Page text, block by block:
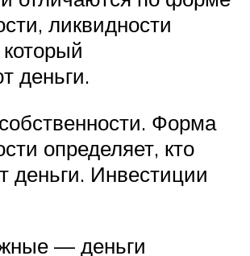
ликвидности
деньги.
Форма
определяет, кто
деньги. Инвестиции
— деньги